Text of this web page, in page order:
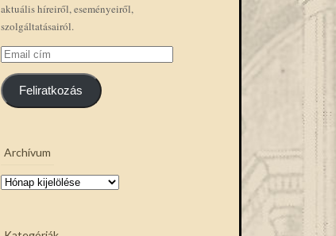
aktuális híreiről, eseményeiről,
szolgáltatásairól.
Email
cím
Feliratkozás
Archívum